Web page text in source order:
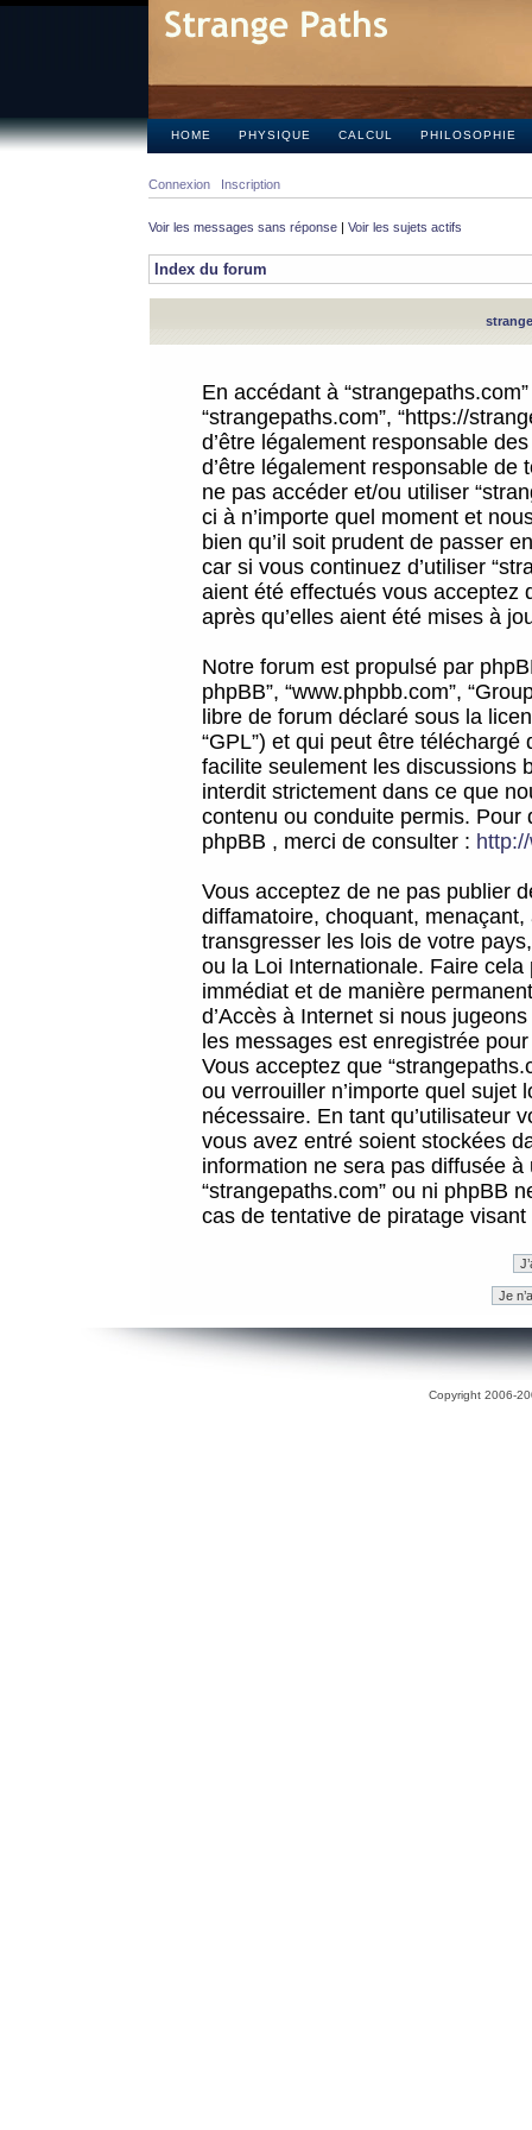
HOME PHYSIQUE CALCUL PHILOSOPHIE
Connexion Inscription
Voir les messages sans réponse | Voir les sujets actifs
Index du forum
En accédant à
“strangepaths.com”, “https://
d’être légalement responsable
d’être légalement responsable
ne pas accéder et/ou utiliser
ci à n’importe quel moment et
bien qu’il soit prudent de passer
car si vous continuez d’utiliser
aient été effectués vous acceptez
après qu’elles aient été mises à
Notre forum est propulsé par
phpBB”, “www.phpbb.com”,
libre de forum déclaré sous la
“GPL”) et qui peut être téléchargé
facilite seulement les discussions
interdit strictement dans ce que
contenu ou conduite permis.
phpBB , merci de consulter :
Vous acceptez de ne pas publier
diffamatoire, choquant,
transgresser les lois de votre
ou la Loi Internationale. Faire
immédiat et de manière
d’Accès à Internet si nous
les messages est enregistrée
Vous acceptez que
ou verrouiller n’importe quel sujet
nécessaire. En tant qu’utilisateur
vous avez entré soient stockées
information ne sera pas diffusée
“strangepaths.com” ou ni phpBB
cas de tentative de piratage
Copyright 2006-